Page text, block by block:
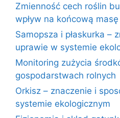
Zmienność cech roślin
wpływ na końcową
Samopsza i płaskurka –
uprawie w systemie
Monitoring zużycia
gospodarstwach rolnych
Orkisz – znaczenie i
systemie ekologicznym